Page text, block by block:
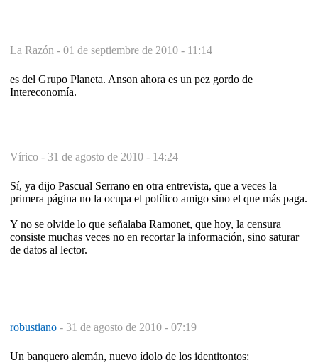
La Razón - 01 de septiembre de 2010 - 11:14
es del Grupo Planeta. Anson ahora es un pez gordo de
Intereconomía.
Vírico - 31 de agosto de 2010 - 14:24
Sí, ya dijo Pascual Serrano en otra entrevista, que a veces la
primera página no la ocupa el político amigo sino el que más paga.
Y no se olvide lo que señalaba Ramonet, que hoy, la censura
consiste muchas veces no en recortar la información, sino saturar
de datos al lector.
robustiano - 31 de agosto de 2010 - 07:19
Un banquero alemán, nuevo ídolo de los identitontos: